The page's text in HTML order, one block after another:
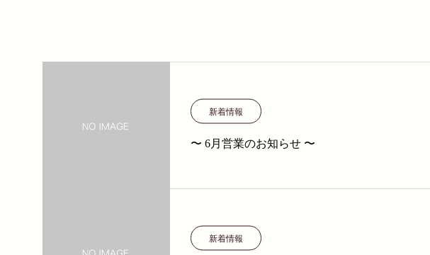
新着情報
〜 6月営業のお知らせ 〜
新着情報